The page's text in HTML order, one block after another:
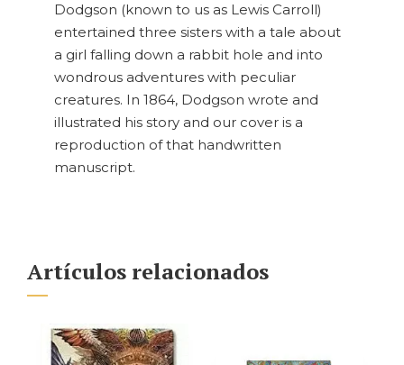
Dodgson (known to us as Lewis Carroll)
entertained three sisters with a tale about
a girl falling down a rabbit hole and into
wondrous adventures with peculiar
creatures. In 1864, Dodgson wrote and
illustrated his story and our cover is a
reproduction of that handwritten
manuscript.
Artículos relacionados